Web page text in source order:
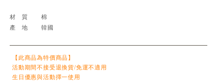
材質棉
產地韓國
【此商品為特價商品】
活動期間不接受退換貨/免運不適用
生日優惠與活動擇一使用